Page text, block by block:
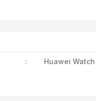
: Huawei Watch